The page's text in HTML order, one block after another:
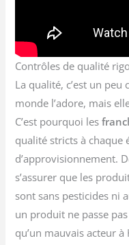
Contrôles de qualité
La qualité, c’est un
monde l’adore, mais
C’est pourquoi les
qualité stricts à chaque
d’approvisionnement.
s’assurer que les
sont sans pesticides ni
un produit ne passe
qu’un mauvais acteur